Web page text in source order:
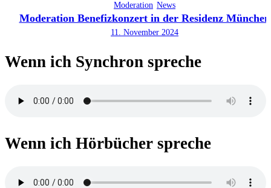
Moderation News
Moderation Benefizkonzert in der Residenz München
11. November 2024
Wenn ich Synchron spreche
Wenn ich Hörbücher spreche